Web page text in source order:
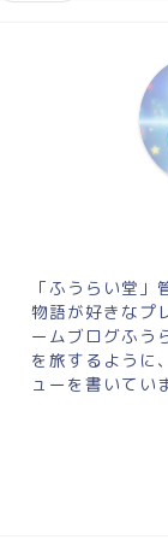
「ふうらい堂」
物語が好きなプ
ームブログふう
を旅するように
ューを書いてい